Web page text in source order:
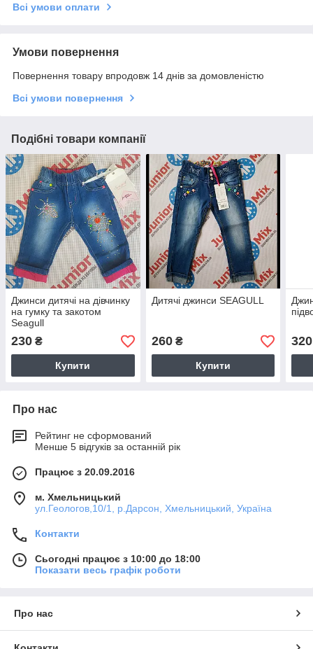
Всі умови оплати
Умови повернення
Повернення товару впродовж 14 днів за домовленістю
Всі умови повернення
Подібні товари компанії
Джинси дитячі на дівчинку
на гумку та закотом
Seagull
230 ₴
Купити
Дитячі джинси SEAGULL
260₴
Купити
320
Про нас
Рейтинг не сформований
Менше 5 відгуків за останній рік
Працює з 20.09.2016
м. Хмельницький
ул.Геологов,10/1, р.Дарсон, Хмельницький, Україна
Контакти
Сьогодні працює з 10:00 до 18:00
Показати весь графік роботи
Про нас